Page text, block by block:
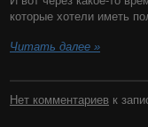
которые хотели иметь
Читать далее »
Нет комментариев к